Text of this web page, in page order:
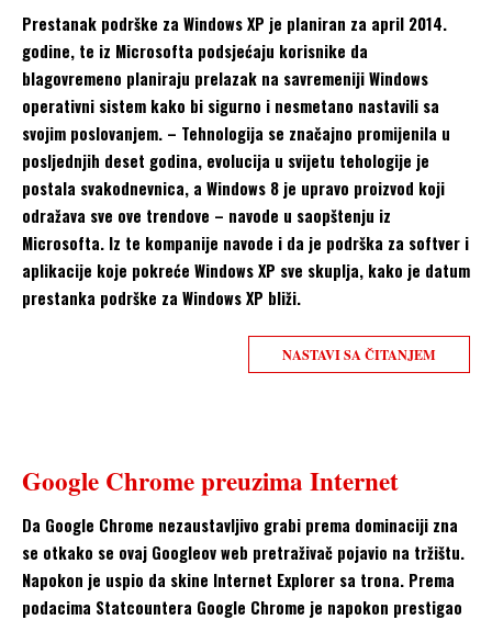
Prestanak podrške za Windows XP je planiran za april 2014.
godine, te iz Microsofta podsjećaju korisnike da
blagovremeno planiraju prelazak na savremeniji Windows
operativni sistem kako bi sigurno i nesmetano nastavili sa
svojim poslovanjem. – Tehnologija se značajno promijenila u
posljednjih deset godina, evolucija u svijetu tehologije je
postala svakodnevnica, a Windows 8 je upravo proizvod koji
odražava sve ove trendove – navode u saopštenju iz
Microsofta. Iz te kompanije navode i da je podrška za softver i
aplikacije koje pokreće Windows XP sve skuplja, kako je datum
prestanka podrške za Windows XP bliži.
NASTAVI SA ČITANJEM
Google Chrome preuzima Internet
Da Google Chrome nezaustavljivo grabi prema dominaciji zna
se otkako se ovaj Googleov web pretraživač pojavio na tržištu.
Napokon je uspio da skine Internet Explorer sa trona. Prema
podacima Statcountera Google Chrome je napokon prestigao